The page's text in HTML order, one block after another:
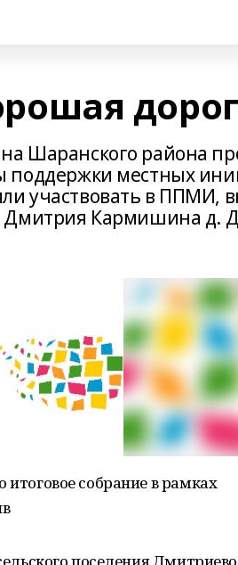
Шаранского района
поддержки местных
участвовать в ППМИ,
Дмитрия Кармишина д.
собрание в рамках